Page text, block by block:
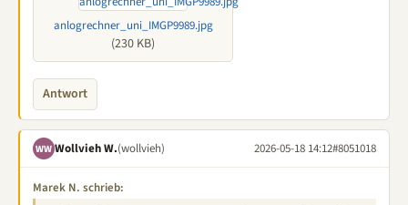
anlogrechner_uni_IMGP9989.jpg
(230 KB)
Antwort
WW Wollvieh W.(wollvieh) 2026-05-18 14:12#8051018
Marek N. schrieb: